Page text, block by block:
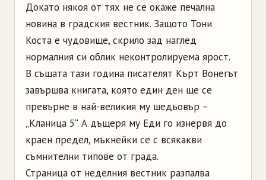
Докато някоя от тях не се окаже печална
новина в градския вестник. Защото Тони
Коста е чудовище, скрило зад наглед
нормалния си облик неконтролируема ярост.
В същата тази година писателят Кърт Вонегът
завършва книгата, която един ден ще се
превърне в най-великия му шедьовър –
„Кланица 5“. А дъщеря му Еди го изнервя до
краен предел, мъкнейки се с всякакви
съмнителни типове от града.
Страница от неделния вестник разпалва